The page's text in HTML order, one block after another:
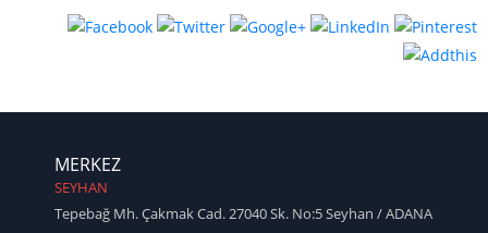
MERKEZ
SEYHAN
Tepebağ Mh. Çakmak Cad. 27040 Sk. No:5 Seyhan / ADANA